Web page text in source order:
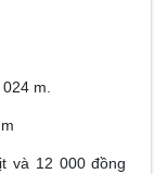
m.
và 12 000 đồng